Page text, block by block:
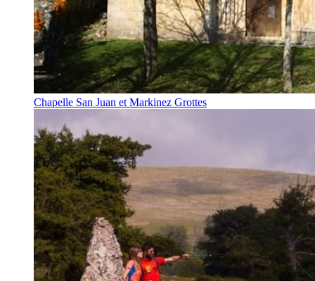
Chapelle San Juan et Markinez Grottes